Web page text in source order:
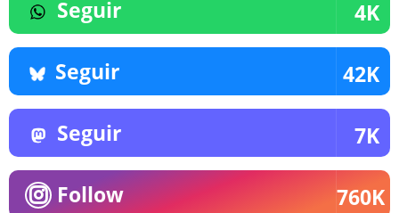
Seguir 4K
Seguir 42K
Seguir 7K
Follow 760K